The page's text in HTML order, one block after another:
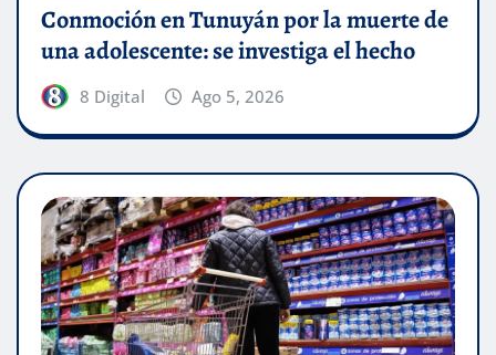
Conmoción en Tunuyán por la muerte de
una adolescente: se investiga el hecho
8 Digital Ago 5, 2026